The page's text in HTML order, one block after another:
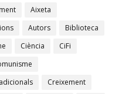
Aixeta
Autors
Biblioteca
Ciència
CiFi
Creixement